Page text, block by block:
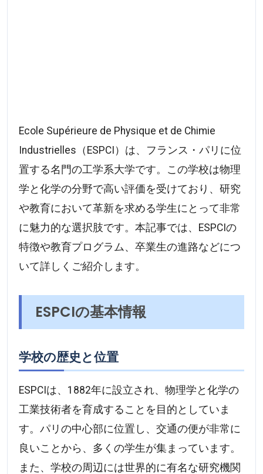
Ecole Supérieure de Physique et de Chimie
Industrielles（ESPCI）は、フランス・パリに位
置する名門の工学系大学です。この学校は物理
学と化学の分野で高い評価を受けており、研究
や教育において革新を求める学生にとって非常
に魅力的な選択肢です。本記事では、ESPCIの
特徴や教育プログラム、卒業生の進路などにつ
いて詳しくご紹介します。
ESPCIの基本情報
学校の歴史と位置
ESPCIは、1882年に設立され、物理学と化学の
工業技術者を育成することを目的としていま
す。パリの中心部に位置し、交通の便が非常に
良いことから、多くの学生が集まっています。
また、学校の周辺には世界的に有名な研究機関